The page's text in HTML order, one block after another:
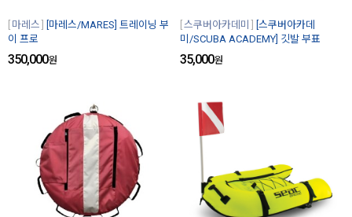
마레스
[마레스/MARES] 트레이닝 부
이 프로
350,000원
스쿠버아카데미
[스쿠버아카데
미/SCUBA ACADEMY] 깃발 부표
35,000원